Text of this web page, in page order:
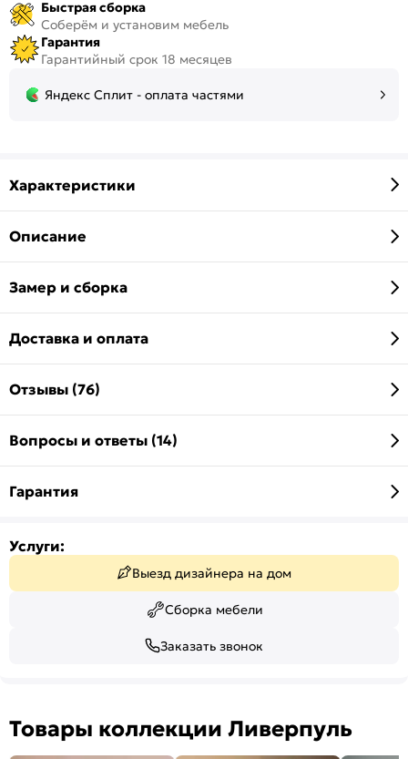
Быстрая сборка
Соберём и установим мебель
Гарантия
Гарантийный срок 18 месяцев
Яндекс Сплит - оплата частями
Характеристики
Описание
Замер и сборка
Доставка и оплата
Отзывы (76)
Вопросы и ответы (14)
Гарантия
Услуги:
Выезд дизайнера на дом
Сборка мебели
Заказать звонок
Товары коллекции Ливерпуль